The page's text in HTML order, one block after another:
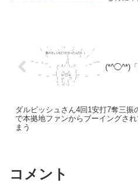
(*^◯^*)
ダルビッシュさん4回1安打7奪三振
で本拠地ファンからブーイングされ
まう
コメント